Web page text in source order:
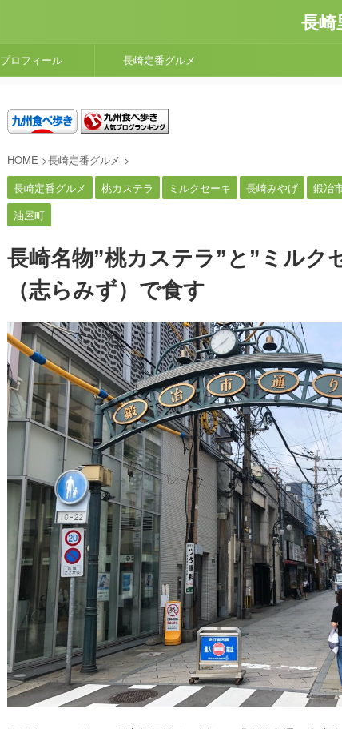
長
プロフィール 長崎定番グルメ
HOME >長崎定番グルメ >
長崎定番グルメ
桃カステラ ミルクセーキ 長崎みやげ 鍛冶
油屋町
長崎名物”桃カステラ”と”ミルク
（志らみず）で食す